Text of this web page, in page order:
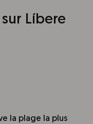
Líbere
la plage la plus